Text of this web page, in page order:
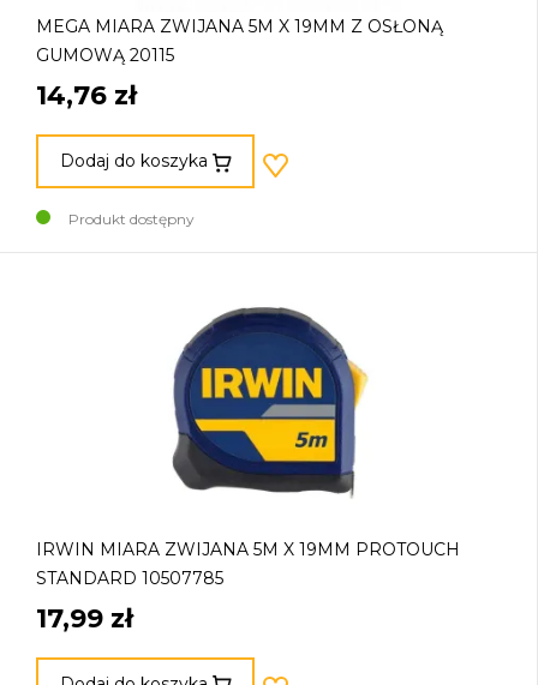
MEGA MIARA ZWIJANA 5M X 19MM Z OSŁONĄ
GUMOWĄ 20115
14,76 zł
Dodaj do koszyka
Produkt dostępny
IRWIN MIARA ZWIJANA 5M X 19MM PROTOUCH
STANDARD 10507785
17,99 zł